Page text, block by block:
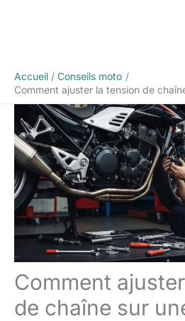
Accueil
Conseils moto
Comment ajuster la tension de
Comment
de chaîne sur